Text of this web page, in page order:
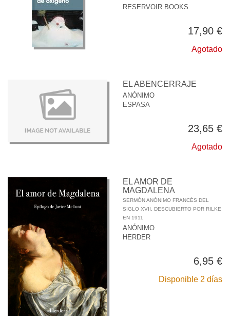
RESERVOIR BOOKS
17,90 €
Agotado
EL ABENCERRAJE
ANÓNIMO
ESPASA
23,65 €
Agotado
EL AMOR DE
MAGDALENA
SERMÓN ANÓNIMO FRANCÉS DEL
SIGLO XVII, DESCUBIERTO POR RILKE
EN 1911
ANÓNIMO
HERDER
6,95 €
Disponible 2 días